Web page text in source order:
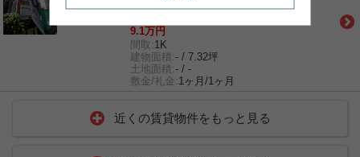
9.1万円
間取: 1K
建物面積:- / 7.32坪
土地面積:- / -
敷金/礼金: 1ヶ月/1ヶ月
近くの賃貸物件をもっと見る